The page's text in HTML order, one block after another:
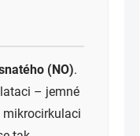
(NO).
– jemné
mikrocirkulaci